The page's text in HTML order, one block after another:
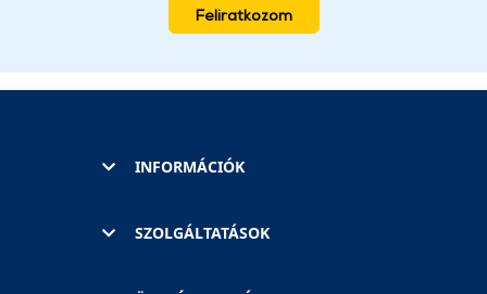
Feliratkozom
INFORMÁCIÓK
SZOLGÁLTATÁSOK